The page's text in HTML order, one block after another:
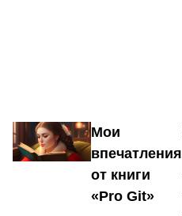
Мои
впечатления
от книги
«Pro Git»